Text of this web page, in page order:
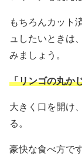
もちろんカット
ュしたいときは
みましょう。
「リンゴの丸か
大きく口を開け
る。
豪快な食べ方で